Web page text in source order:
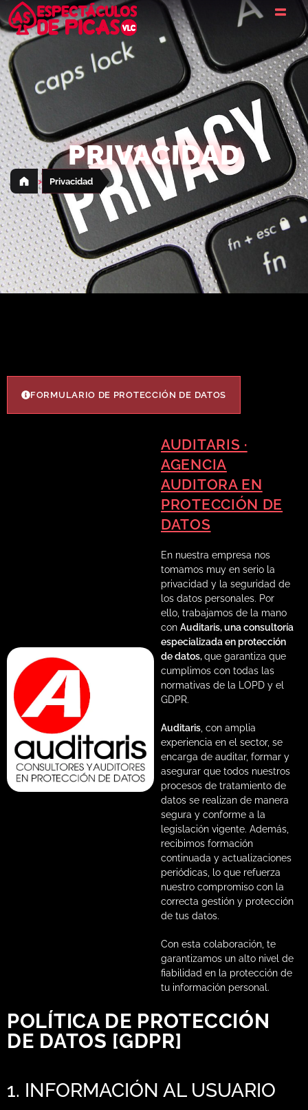
PRIVACIDAD
› Privacidad
FORMULARIO DE PROTECCIÓN DE DATOS
AUDITARIS ·
AGENCIA
AUDITORA EN
PROTECCIÓN DE
DATOS
En nuestra empresa nos
tomamos muy en serio la
privacidad y la seguridad de
los datos personales. Por
ello, trabajamos de la mano
con Auditaris, una consultoría
especializada en protección
de datos,que garantiza que
cumplimos con todas las
normativas de la LOPD y el
GDPR.
Auditaris , con amplia
experiencia en el sector, se
encarga de auditar, formar y
asegurar que todos nuestros
procesos de tratamiento de
datos se realizan de manera
segura y conforme a la
legislación vigente. Además,
recibimos formación
continuada y actualizaciones
periódicas, lo que refuerza
nuestro compromiso con la
correcta gestión y protección
de tus datos.
Con esta colaboración, te
garantizamos un alto nivel de
fiabilidad en la protección de
tu información personal.
POLÍTICA DE PROTECCIÓN
DE DATOS [GDPR]
1. INFORMACIÓN AL USUARIO